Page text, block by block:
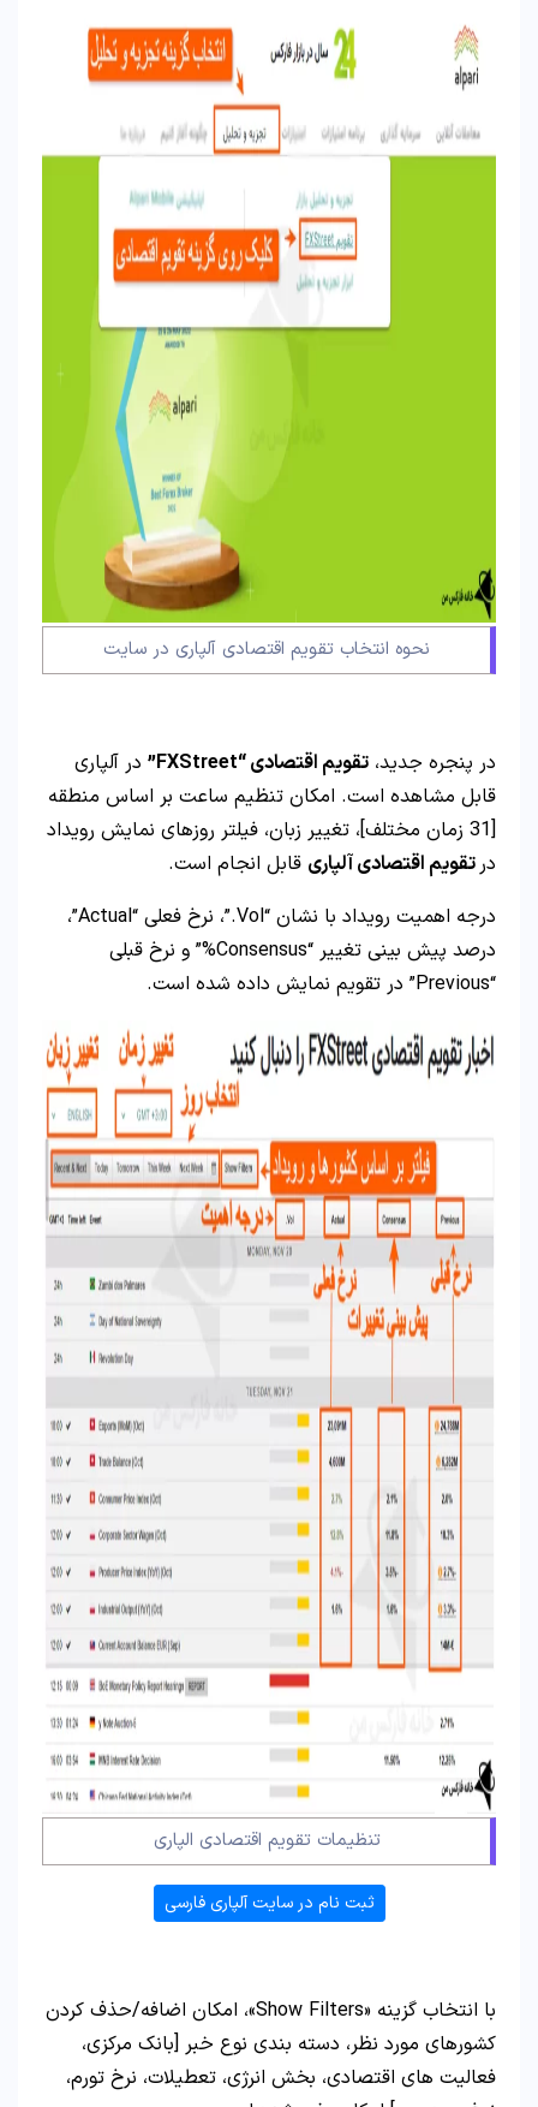
نحوه انتخاب تقویم اقتصادی آلپاری در سایت
در پنجره جدید، تقویم اقتصادی “FXStreet”
در آلپاری
قابل مشاهده است. امکان تنظیم ساعت بر اساس منطقه
[31 زمان مختلف]، تغییر زبان، فیلتر روزهای نمایش رویداد
درتقویم اقتصادی آلپاری قابل انجام است.
درجه اهمیت رویداد با نشان “Vol.”، نرخ فعلی “Actual”،
درصد پیش بینی تغییر “Consensus%” و نرخ قبلی
“Previous” در تقویم نمایش داده شده است.
تنظیمات تقویم اقتصادی الپاری
ثبت نام در سایت آلپاری فارسی
با انتخاب گزینه «Show Filters»، امکان اضافه/حذف کردن
کشورهای مورد نظر، دسته بندی نوع خبر [بانک مرکزی،
فعالیت های اقتصادی، بخش انرژی، تعطیلات، نرخ تورم،